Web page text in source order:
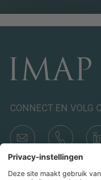
CONNECT EN VOLG
Transacties